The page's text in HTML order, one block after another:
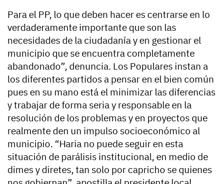
Para el PP, lo que deben hacer es centrarse en lo
verdaderamente importante que son las
necesidades de la ciudadanía y en gestionar el
municipio que se encuentra completamente
abandonado”, denuncia. Los Populares instan a
los diferentes partidos a pensar en el bien común
pues en su mano está el minimizar las diferencias
y trabajar de forma seria y responsable en la
resolución de los problemas y en proyectos que
realmente den un impulso socioeconómico al
municipio. “Haria no puede seguir en esta
situación de parálisis institucional, en medio de
dimes y diretes, tan solo por capricho se quienes